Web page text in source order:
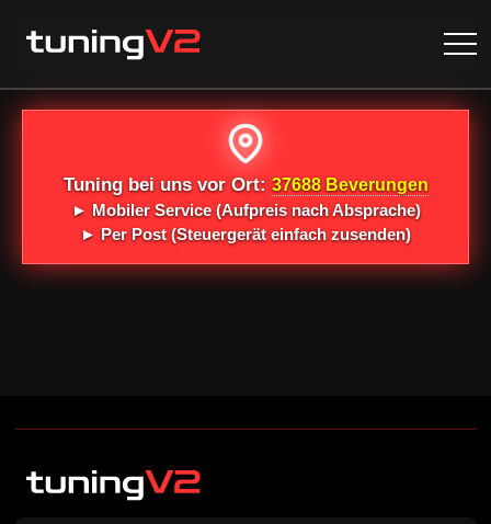
Tuning bei uns vor Ort: 37688 Beverungen
► Mobiler Service(Aufpreis nach Absprache)
►Per Post(Steuergerät einfach zusenden)